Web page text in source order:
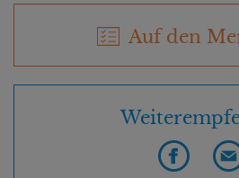
Auf den